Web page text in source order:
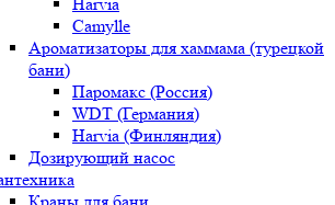
Camylle
Ароматизаторы для хаммама (турецкой
бани)
Паромакс (Россия)
WDT (Германия)
Harvia (Финляндия)
Дозирующий насос